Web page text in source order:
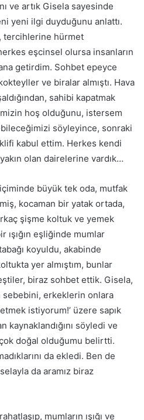
ve artık Gisela sayesinde
yeni ilgi duyduğunu anlattı.
tercihlerine hürmet
eşcinsel olursa insanların
getirdim. Sohbet epeyce
ve biralar almıştı. Hava
sahibi kapatmak
hoş olduğunu, istersem
söyleyince, sonraki
kabul ettim. Herkes kendi
olan dairelerine vardık…
büyük tek oda, mutfak
kocaman bir yatak ortada,
şişme koltuk ve yemek
ışığın eşliğinde mumlar
koyuldu, akabinde
yer almıştım, bunlar
biraz sohbet ettik. Gisela,
sebebini, erkeklerin onlara
istiyorum!’ üzere sapık
kaynaklandığını söyledi ve
çok doğal olduğumu belirtti.
da ekledi. Ben de
da aramız biraz
mumların ışığı ve